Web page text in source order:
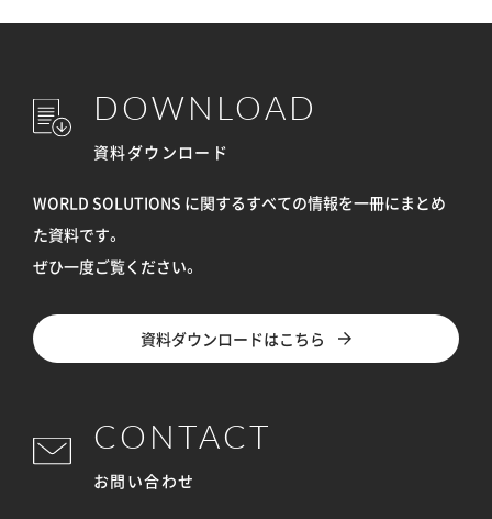
DOWNLOAD
資料ダウンロード
WORLD SOLUTIONS に関するすべての情報を一冊にまとめ
た資料です。
ぜひ一度ご覧ください。
資料ダウンロードはこちら
CONTACT
お問い合わせ